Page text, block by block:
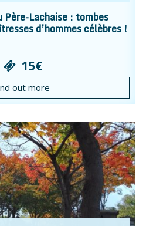
Père-Lachaise : tombes
d’hommes célèbres !
15€
out more